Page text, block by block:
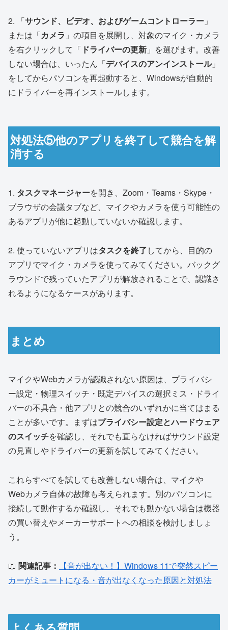
2. 「サウンド、ビデオ、およびゲームコントローラー 」
または「カメラ 」の項目を展開し、対象のマイク・カメラ
を右クリックして「 ドライバーの更新 」を選びます。改善
しない場合は、いったん「デバイスのアンインストール」
をしてからパソコンを再起動すると、Windowsが自動的
にドライバーを再インストールします。
対処法⑤他のアプリを終了して競合を解
消する
1. タスクマネージャーを開き、Zoom・Teams・Skype・
ブラウザの会議タブなど、マイクやカメラを使う可能性の
あるアプリが他に起動していないか確認します。
2. 使っていないアプリはタスクを終了してから、目的の
アプリでマイク・カメラを使ってみてください。バックグ
ラウンドで残っていたアプリが解放されることで、認識さ
れるようになるケースがあります。
まとめ
マイクやWebカメラが認識されない原因は、プライバシ
ー設定・物理スイッチ・既定デバイスの選択ミス・ドライ
バーの不具合・他アプリとの競合のいずれかに当てはまる
ことが多いです。まずはプライバシー設定とハードウェア
のスイッチを確認し、それでも直らなければサウンド設定
の見直しやドライバーの更新を試してみてください。
これらすべてを試しても改善しない場合は、マイクや
Webカメラ自体の故障も考えられます。別のパソコンに
接続して動作するか確認し、それでも動かない場合は機器
の買い替えやメーカーサポートへの相談を検討しましょ
う。
📖 関連記事：
【音が出ない！】Windows 11で突然スピー
カーがミュートになる・音が出なくなった原因と対処法